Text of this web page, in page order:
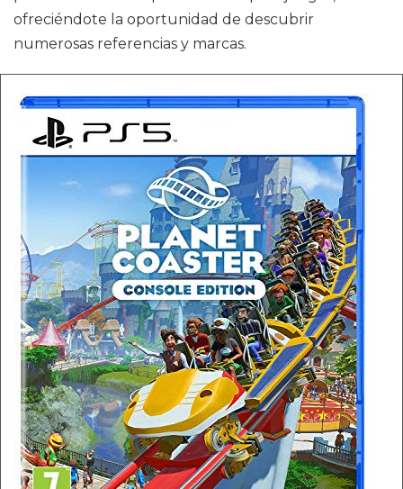
ofreciéndote la oportunidad de descubrir
numerosas referencias y marcas.